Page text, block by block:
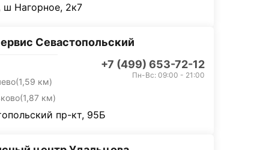
ш Нагорное, 2к7
Севастопольский
+7 (499) 653-72-12
(1,59 км)
(1,87 км)
Пн-Вс: 09:00 - 21:00
пр-кт, 95Б